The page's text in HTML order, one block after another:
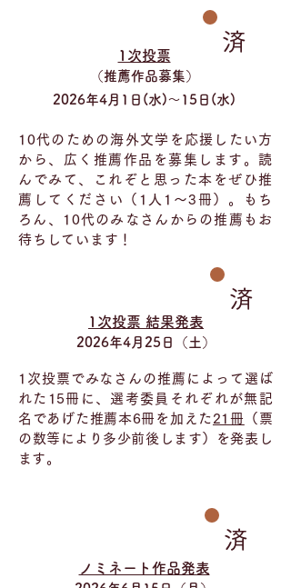
1次投票
（推薦作品募集）
2026年4月1日(水)​～15日(水)
済
10代のための海外文学を応援したい方
から、広く推薦作品を募集します。読
んでみて、これぞと思った本をぜひ推
薦してください（1人1～3冊）。もち
ろん、10代のみなさんからの推薦もお
待ちしています！
1次投票 結果発表
2026年4月25日（土）
済
1次投票でみなさんの推薦によって選ば
れた15冊に、選考委員それぞれが無記
名であげた推薦本6冊を加えた 21冊
（票
の数等により多少前後します）を発表し
ます。
ノミネート作品発表
済